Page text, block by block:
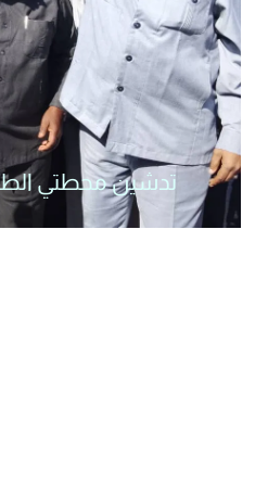
تدشين محطتي